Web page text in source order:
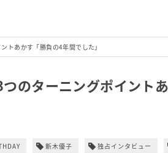
トあかす「勝負の4年間でした」
のターニングポイント
新木優子 独占インタビュー